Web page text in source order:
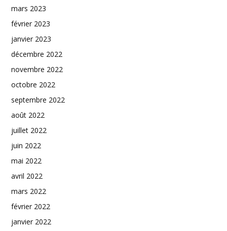
mars 2023
février 2023
janvier 2023
décembre 2022
novembre 2022
octobre 2022
septembre 2022
août 2022
juillet 2022
juin 2022
mai 2022
avril 2022
mars 2022
février 2022
janvier 2022